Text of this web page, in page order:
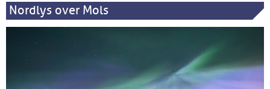
Nordlys over Mols